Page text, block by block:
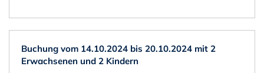
Buchung vom 14.10.2024 bis 20.10.2024 mit 2
Erwachsenen und 2 Kindern